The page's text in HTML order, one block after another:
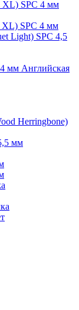
XL) SPC 4 мм
XL) SPC 4 мм
Light) SPC 4,5
4 мм Английская
Herringbone)
мм